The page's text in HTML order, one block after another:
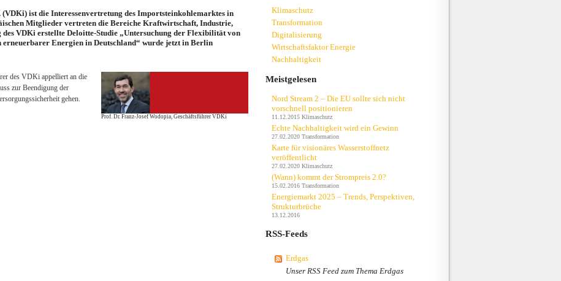
ist die Interessenvertretung des Importsteinkohlemarktes in
Mitglieder vertreten die Bereiche Kraftwirtschaft, Industrie,
VDKi erstellte Deloitte-Studie „Untersuchung der Flexibilität von
Energien in Deutschland“ wurde jetzt in Berlin
Prof. Dr. Franz-Josef Wodopia, Geschäftsführer VDKi
des VDKi appelliert an die
zur Beendigung der
gehen.
Klimaschutz
Transformation
Digitalisierung
Wirtschaftsfaktor Energie
Nachhaltigkeit
Meistgelesen
Nord Stream 2 – Die EU sollte sich nicht
vorschnell positionieren
11.12.2015 Klimaschutz
Echte Nachhaltigkeit wird ein Gewinn
27.02.2020 Transformation
Karte für visionäres Wasserstoffnetz
veröffentlicht
27.02.2020 Klimaschutz
(Wann) kommt der Strompreis 2.0?
15.02.2016 Transformation
Energiemarkt 2025 – Trends, Perspektiven,
Strukturbrüche
13.12.2016
RSS-Feeds
Erdgas
Unser RSS Feed zum Thema Erdgas